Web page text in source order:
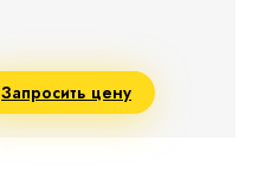
Запросить цену